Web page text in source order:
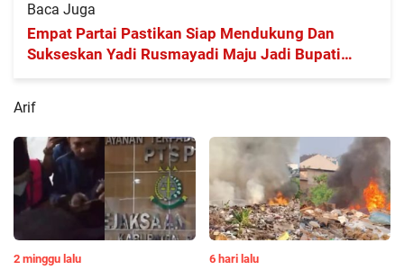
Baca Juga
Empat Partai Pastikan Siap Mendukung Dan
Sukseskan Yadi Rusmayadi Maju Jadi Bupati
Arif
2 minggu lalu 6 hari lalu